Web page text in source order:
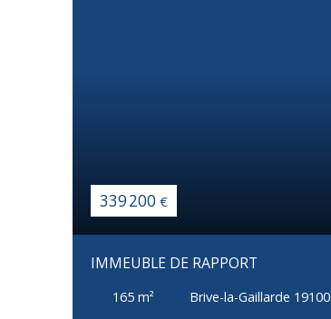
339 200 €
IMMEUBLE DE RAPPORT
165 m²
Brive-la-Gaillarde 19100